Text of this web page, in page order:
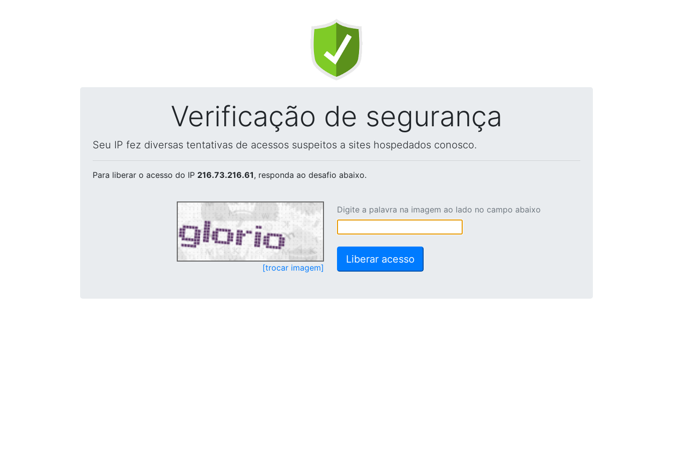
Verificação de segurança
Seu IP fez diversas tentativas de acessos suspeitos a sites hospedados conosco.
Para liberar o acesso do IP 216.73.216.61, responda ao desafio abaixo.
[trocar imagem]
Digite a palavra na imagem ao lado no campo abaixo